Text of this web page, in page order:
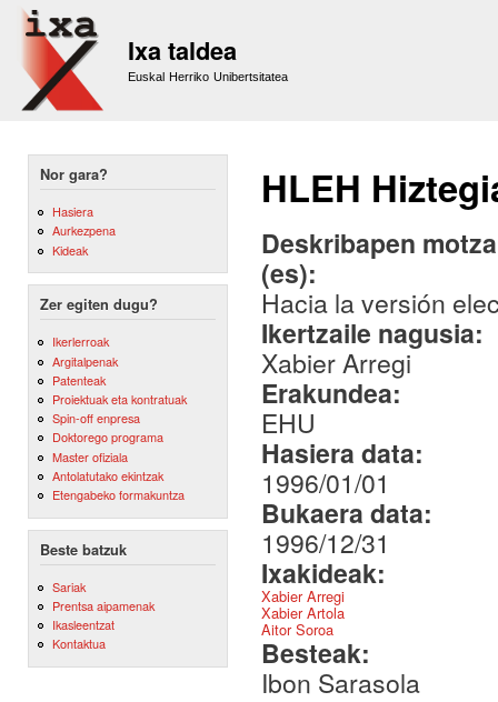
Ixa taldea
Euskal Herriko Unibertsitatea
Nor gara?
Hasiera
Aurkezpena
Kideak
Zer egiten dugu?
Ikerlerroak
Argitalpenak
Patenteak
Proiektuak eta kontratuak
Spin-off enpresa
Doktorego programa
Master ofiziala
Antolatutako ekintzak
Etengabeko formakuntza
Beste batzuk
Sariak
Prentsa aipamenak
Ikasleentzat
Kontaktua
HLEH
Deskribapen
(es):
Hacia la versión
Ikertzaile nagusia:
Xabier Arregi
Erakundea:
EHU
Hasiera data:
1996/01/01
Bukaera data:
1996/12/31
Ixakideak:
Xabier Arregi
Xabier Artola
Aitor Soroa
Besteak:
Ibon Sarasola